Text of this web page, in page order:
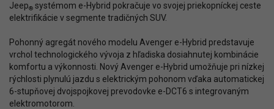
Jeep® systémom e-Hybrid pokračuje vo svojej priekopníckej ceste
elektrifikácie v segmente tradičných SUV.
Pohonný agregát nového modelu Avenger e-Hybrid predstavuje
vrchol technologického vývoja z hľadiska dosiahnutej kombinácie
komfortu a výkonnosti. Nový Avenger e-Hybrid umožňuje pri nízkej
rýchlosti plynulú jazdu s elektrickým pohonom vďaka automatickej
6-stupňovej dvojspojkovej prevodovke e-DCT6 s integrovaným
elektromotorom.